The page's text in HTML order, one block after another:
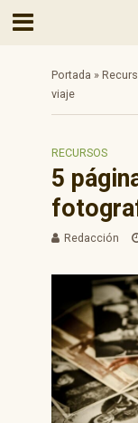
Portada »
viaje
RECURSOS
5
Redacción